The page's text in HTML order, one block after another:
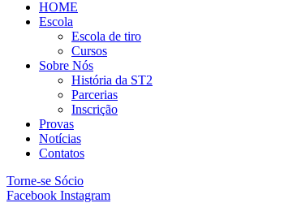
HOME
Escola
Escola de tiro
Cursos
Sobre Nós
História da ST2
Parcerias
Inscrição
Provas
Notícias
Contatos
Torne-se Sócio
Facebook Instagram